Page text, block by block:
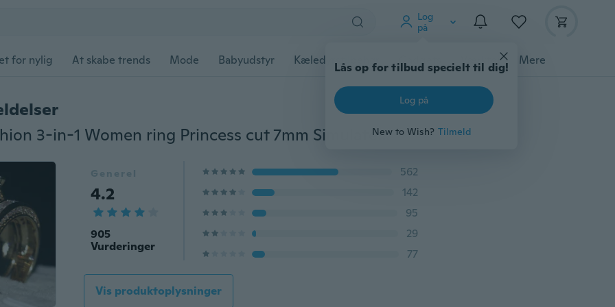
Log
på
Lås op for tilbud specielt til dig!
Log på
New to Wish? Tilmeld
for nylig At skabe trends Mode Babyudstyr Kæledyrstilbehør Gadgets Værktøj Mere
Vecalon Fashion 3-in-1 Women ring Princess cut 7mm Simulated diamond Cz Yellow Gold 14kt yellow gold filled Silver wedding Band ring Set
Generel
4.2
905
Vurderinger
562
142
95
29
77
Vis produktoplysninger